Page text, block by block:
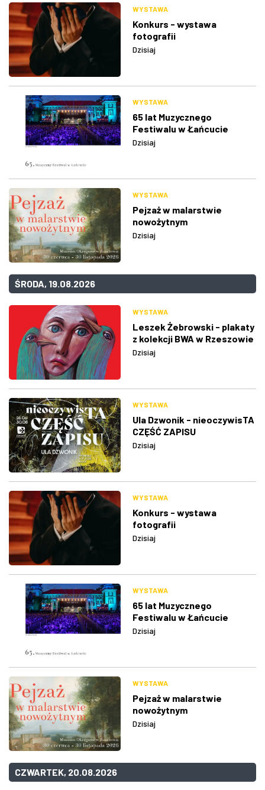
WYSTAWA
Konkurs - wystawa
fotografii
Dzisiaj
WYSTAWA
65 lat Muzycznego
Festiwalu w Łańcucie
Dzisiaj
WYSTAWA
Pejzaż w malarstwie
nowożytnym
Dzisiaj
ŚRODA, 19.08.2026
WYSTAWA
Leszek Żebrowski - plakaty
z kolekcji BWA w Rzeszowie
Dzisiaj
WYSTAWA
Ula Dzwonik - nieoczywisTA
CZĘŚĆ ZAPISU
Dzisiaj
WYSTAWA
Konkurs - wystawa
fotografii
Dzisiaj
WYSTAWA
65 lat Muzycznego
Festiwalu w Łańcucie
Dzisiaj
WYSTAWA
Pejzaż w malarstwie
nowożytnym
Dzisiaj
CZWARTEK, 20.08.2026